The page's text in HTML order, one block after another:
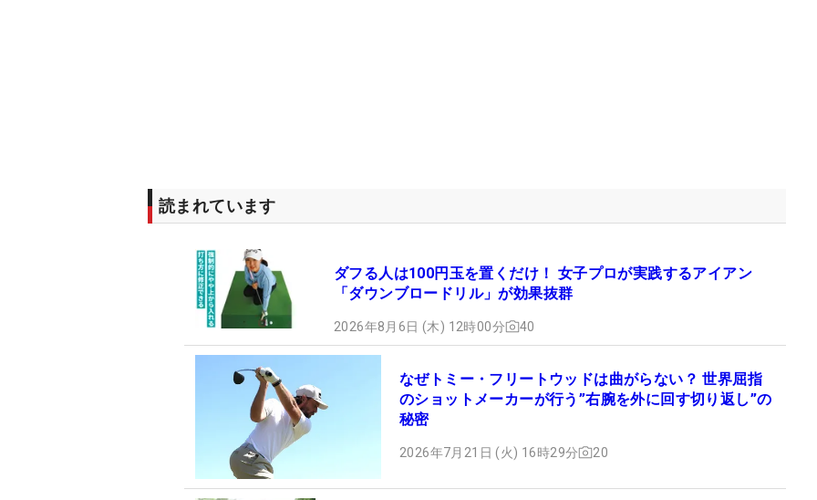
読まれています
ダフる人は100円玉を置くだけ！ 女子プロが実践するアイアン
「ダウンブロードリル」が効果抜群
2026年8月6日 (木) 12時00分 40
なぜトミー・フリートウッドは曲がらない？ 世界屈指
のショットメーカーが行う”右腕を外に回す切り返し”の
秘密
2026年7月21日 (火) 16時29分 20